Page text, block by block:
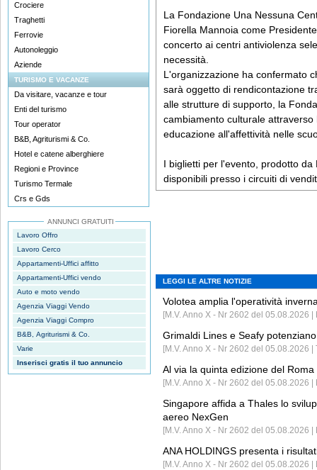
Crociere
Traghetti
Ferrovie
Autonoleggio
Aziende
TURISMO E VACANZE
Da visitare, vacanze e tour
Enti del turismo
Tour operator
B&B, Agriturismi & Co.
Hotel e catene alberghiere
Regioni e Province
Turismo Termale
Crs e Gds
ANNUNCI GRATUITI
Lavoro Offro
Lavoro Cerco
Appartamenti-Uffici affitto
Appartamenti-Uffici vendo
Auto e moto vendo
Agenzia Viaggi Vendo
Agenzia Viaggi Compro
B&B, Agriturismi & Co.
Varie
Inserisci gratis il tuo annuncio
La Fondazione Una Nessuna
Fiorella Mannoia come
concerto ai centri antiviolenza
necessità.
L'organizzazione ha confermato
sarà oggetto di rendicontazione
alle strutture di supporto, la
cambiamento culturale
educazione all'affettività nelle
I biglietti per l'evento, prodotto
disponibili presso i circuiti di
LEGGI LE ALTRE NOTIZIE
Volotea amplia l'operatività
[M.V. Anno X - Nr 2602 del 05.08.2026 |
Grimaldi Lines e Seafy
[M.V. Anno X - Nr 2602 del 05.08.2026 |
Al via la quinta edizione del
[M.V. Anno X - Nr 2602 del 05.08.2026 |
Singapore affida a Thales lo
aereo NexGen
[M.V. Anno X - Nr 2602 del 05.08.2026
ANA HOLDINGS presenta i
[M.V. Anno X - Nr 2602 del 05.08.2026